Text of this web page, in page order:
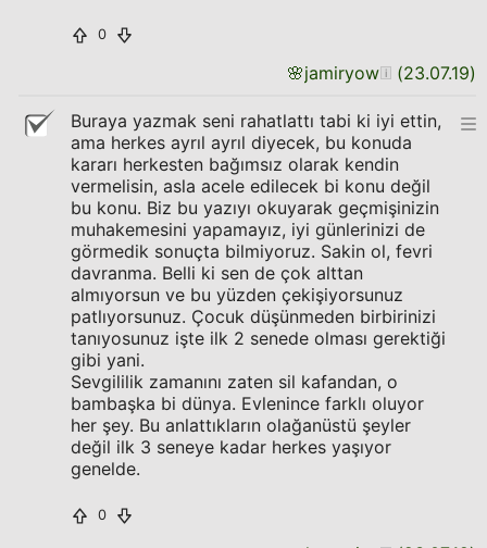
0
🌸jamiryow (23.07.19)
Buraya yazmak seni rahatlattı tabi ki iyi ettin,
ama herkes ayrıl ayrıl diyecek, bu konuda
kararı herkesten bağımsız olarak kendin
vermelisin, asla acele edilecek bi konu değil
bu konu. Biz bu yazıyı okuyarak geçmişinizin
muhakemesini yapamayız, iyi günlerinizi de
görmedik sonuçta bilmiyoruz. Sakin ol, fevri
davranma. Belli ki sen de çok alttan
almıyorsun ve bu yüzden çekişiyorsunuz
patlıyorsunuz. Çocuk düşünmeden birbirinizi
tanıyosunuz işte ilk 2 senede olması gerektiği
gibi yani.
Sevgililik zamanını zaten sil kafandan, o
bambaşka bi dünya. Evlenince farklı oluyor
her şey. Bu anlattıkların olağanüstü şeyler
değil ilk 3 seneye kadar herkes yaşıyor
genelde.
0